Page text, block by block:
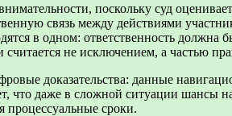
поскольку суд
связь между действиями
в одном: ответственность должна
не исключением, а частью
доказательства: данные
что даже в сложной ситуации шансы
процессуальные сроки.